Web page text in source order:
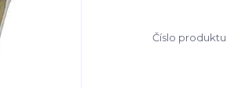
Číslo produktu: